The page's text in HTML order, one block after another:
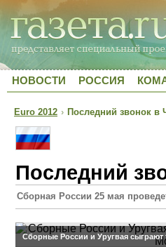
НОВОСТИ РОССИЯ
Euro 2012 › Последний звонок в
Последний
Сборная России 25 мая
Сборные России и Уругвая